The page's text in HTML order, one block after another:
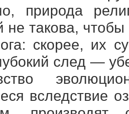
природа
не такова,
скорее, их
след —
вследствие